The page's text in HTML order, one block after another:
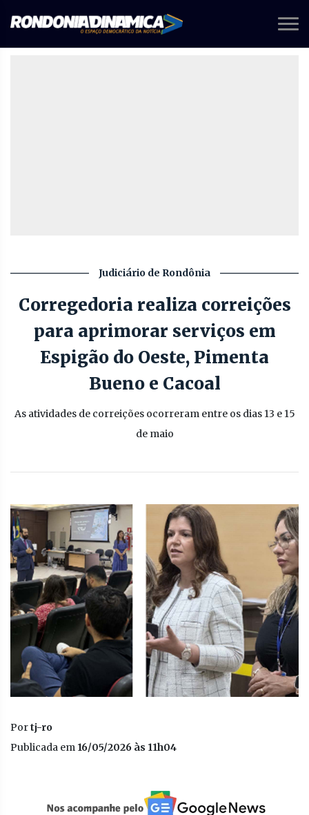
Judiciário de Rondônia
Corregedoria realiza correições
para aprimorar serviços em
Espigão do Oeste, Pimenta
Bueno e Cacoal
As atividades de correições ocorreram entre os dias 13 e 15
de maio
Portj-ro
Publicada em 16/05/2026 às 11h04